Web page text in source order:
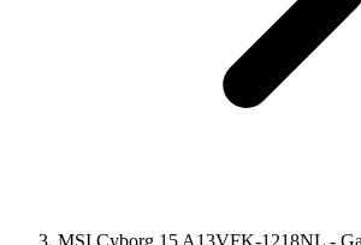
MSI Cyborg 15 A13VFK-1218NL -